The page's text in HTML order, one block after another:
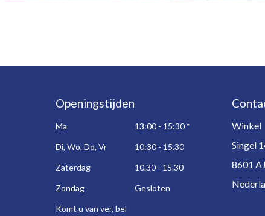
Openingstijden
Ma 13:00 - 15:30*
Di, Wo, Do, Vr
10:30 - 15.30
Zaterdag
10.30 - 15.30
Zondag
Gesloten
Komt u van ver, bel
Winkel
Singel
8601